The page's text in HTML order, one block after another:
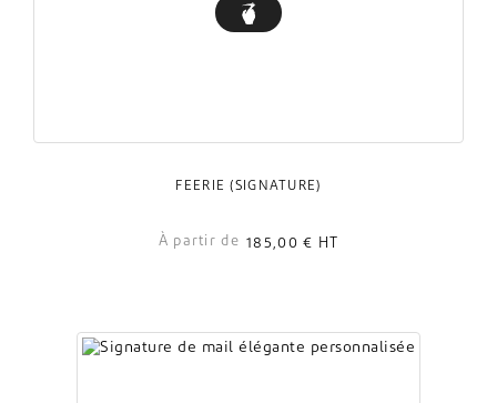
FÉÉRIE (SIGNATURE)
À partir de 185,00 € HT